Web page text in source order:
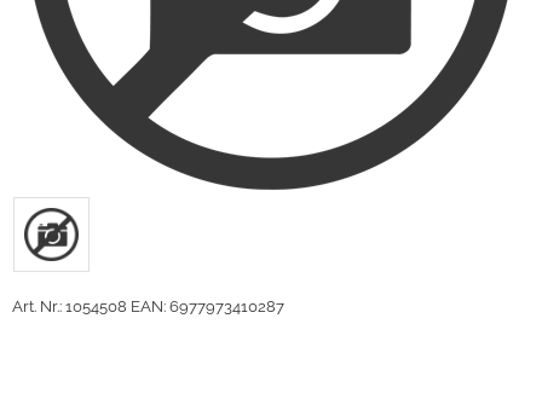
Art. Nr.: 1054508 EAN: 6977973410287